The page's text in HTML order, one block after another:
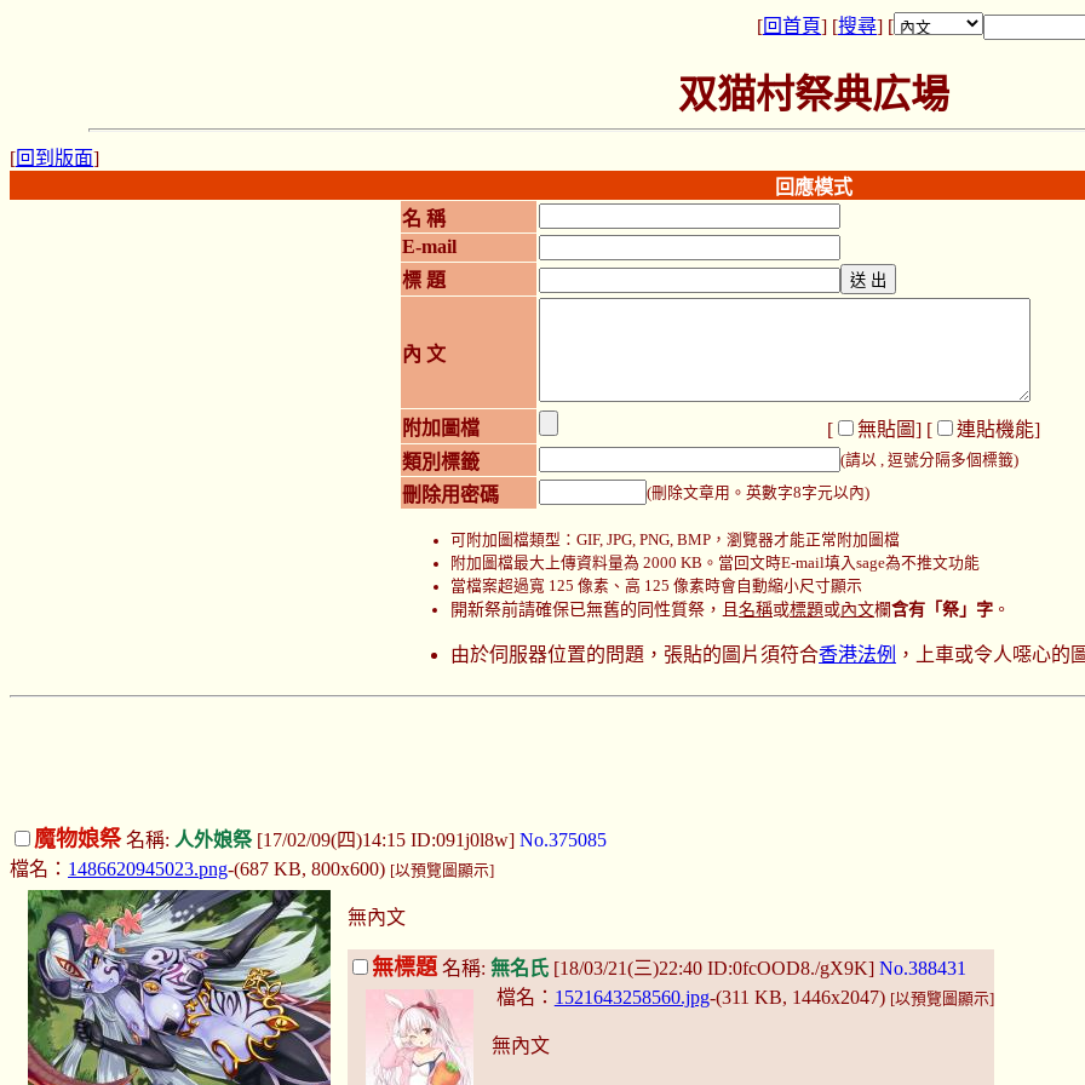
[回首頁] [搜尋] [
双猫村祭典広場
[回到版面]
回應模式
名 稱
E-mail
標 題
內 文
附加圖檔 [ 無貼圖] [ 連貼機能]
類別標籤
(請以 , 逗號分隔多個標籤)
刪除用密碼 (刪除文章用。英數字8字元以內)
可附加圖檔類型：GIF, JPG, PNG, BMP，瀏覽器才能正常附加圖檔
附加圖檔最大上傳資料量為 2000 KB。當回文時E-mail填入sage為不推文功能
當檔案超過寬 125 像素、高 125 像素時會自動縮小尺寸顯示
開新祭前請確保已無舊的同性質祭，且名稱或標題或內文欄含有「祭」字 。
由於伺服器位置的問題，張貼的圖片須符合香港法例 ，上車或令人噁心的
魔物娘祭名稱: 人外娘祭[17/02/09(四)14:15 ID:091j0l8w] No.375085
檔名： 1486620945023.png-(687 KB, 800x600) [以預覽圖顯示]
無內文
無標題 名稱:無名氏 [18/03/21(三)22:40 ID:0fcOOD8./gX9K]No.388431
檔名： 1521643258560.jpg-(311 KB, 1446x2047) [以預覽圖顯示]
無內文